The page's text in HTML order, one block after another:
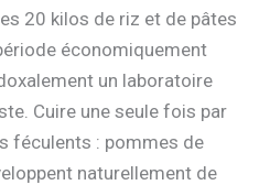
20 kilos de riz et de pâtes
économiquement
un laboratoire
Cuire une seule fois par
féculents : pommes de
naturellement de